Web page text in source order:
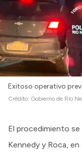
Exitoso operativo
Crédito: Gobierno de Río
El procedimiento se
Kennedy y Roca,